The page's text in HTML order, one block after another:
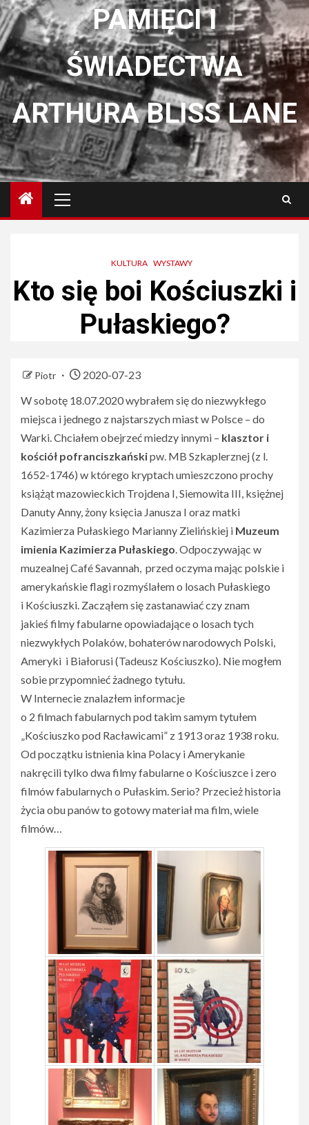
PAMIĘCI I
ŚWIADECTWA
ARTHURA BLISS LANE
główne
KULTURA WYSTAWY
Kto się boi Kościuszki i
Pułaskiego?
Piotr
2020-07-23
W sobotę 18.07.2020 wybrałem się do niezwykłego
miejsca i jednego z najstarszych miast w Polsce – do
Warki. Chciałem obejrzeć miedzy innymi – klasztor i
kościół pofranciszkańskipw. MB Szkaplerznej (z l.
1652-1746) w którego kryptach umieszczono prochy
książąt mazowieckich Trojdena I, Siemowita III, księżnej
Danuty Anny, żony księcia Janusza I oraz matki
Kazimierza Pułaskiego Marianny Zielińskiej i Muzeum
imienia Kazimierza Pułaskiego. Odpoczywając w
muzealnej Café Savannah, przed oczyma mając polskie i
amerykańskie flagi rozmyślałem o losach Pułaskiego
i Kościuszki. Zacząłem się zastanawiać czy znam
jakieś filmy fabularne opowiadające o losach tych
niezwykłych Polaków, bohaterów narodowych Polski,
Ameryki i Białorusi (Tadeusz Kościuszko). Nie mogłem
sobie przypomnieć żadnego tytułu.
W Internecie znalazłem informacje
o 2 filmach fabularnych pod takim samym tytułem
„Kościuszko pod Racławicami” z 1913 oraz 1938 roku.
Od początku istnienia kina Polacy i Amerykanie
nakręcili tylko dwa filmy fabularne o Kościuszce i zero
filmów fabularnych o Pułaskim. Serio? Przecież historia
życia obu panów to gotowy materiał ma film, wiele
filmów…